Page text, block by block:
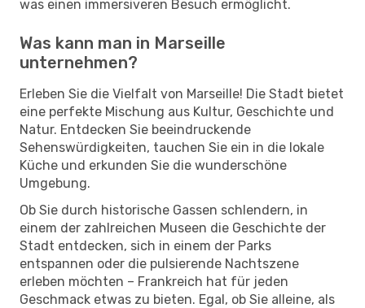
was einen immersiveren Besuch ermöglicht.
Was kann man in Marseille
unternehmen?
Erleben Sie die Vielfalt von Marseille! Die Stadt bietet
eine perfekte Mischung aus Kultur, Geschichte und
Natur. Entdecken Sie beeindruckende
Sehenswürdigkeiten, tauchen Sie ein in die lokale
Küche und erkunden Sie die wunderschöne
Umgebung.
Ob Sie durch historische Gassen schlendern, in
einem der zahlreichen Museen die Geschichte der
Stadt entdecken, sich in einem der Parks
entspannen oder die pulsierende Nachtszene
erleben möchten – Frankreich hat für jeden
Geschmack etwas zu bieten. Egal, ob Sie alleine, als